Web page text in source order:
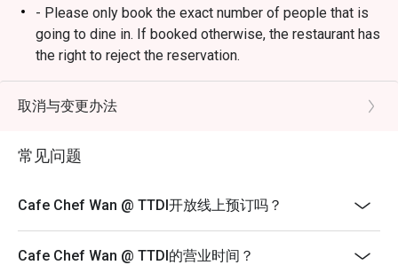
🥤 招牌饮品
・为您献上清爽解渴的在地特色茶饮、热带风味果汁，以
及无酒精特调沁饮。
⭐ Google 评分：4.5 分（来自 1850 条评论）
是想从日常生活中来一场美味的“出走”。
- Please only book the exact number of people that is
going to dine in. If booked otherwise, the restaurant has
the right to reject the reservation.
- Customers need to arrive within 15 mins of the
reservation slot booked.
mins only.
取消与变更办法
常见问题
Cafe Chef Wan @ TTDI开放线上预订吗？
Cafe Chef Wan @ TTDI的营业时间？